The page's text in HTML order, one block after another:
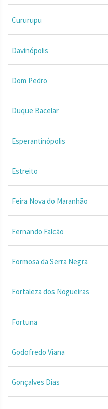
Cururupu
Davinópolis
Dom Pedro
Duque Bacelar
Esperantinópolis
Estreito
Feira Nova do Maranhão
Fernando Falcão
Formosa da Serra Negra
Fortaleza dos Nogueiras
Fortuna
Godofredo Viana
Gonçalves Dias